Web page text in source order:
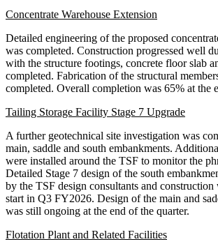
Concentrate Warehouse Extension
Detailed engineering of the proposed
was completed. Construction progressed well
with the structure footings, concrete floor slab
completed. Fabrication of the structural
completed. Overall completion was 65% at the
Tailing Storage Facility Stage 7 Upgrade
A further geotechnical site investigation was
main, saddle and south embankments.
were installed around the TSF to monitor the
Detailed Stage 7 design of the south
by the TSF design consultants and construction
start in Q3 FY2026. Design of the main and
was still ongoing at the end of the quarter.
Flotation Plant and Related Facilities